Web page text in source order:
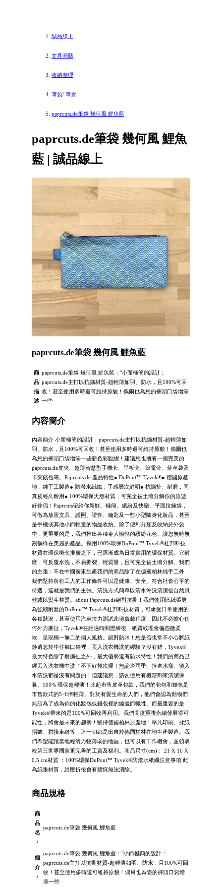
誠品線上
文具潮藝
收納整理
筆袋/ 筆盒
paprcuts.de筆袋 幾何風 鯉魚藍
paprcuts.de筆袋 幾何風 鯉魚
藍 | 誠品線上
paprcuts.de筆袋 幾何風 鯉魚藍
商
品
描
述
paprcuts.de筆袋 幾何風 鯉魚藍："小而極簡的設計：
paprcuts.de主打以抗撕材質-超輕薄如羽、防水，且100%可回
收！甚至使用多時還可維持原貌！偶爾也為您的褲頭口袋增添
一些
內容簡介
內容簡介 小而極簡的設計：paprcuts.de主打以抗撕材質-超輕薄如
羽、防水，且100%可回收！甚至使用多時還可維持原貌！偶爾也
為您的褲頭口袋增添一些新色彩點綴！建議您也擁有一個完美的
paprcuts.de皮夾、超薄智慧型手機套、平板套、筆電套、菸草袋及
卡夾錢包等。Paprcuts.de 產品特性● DuPont™ Tyvek®● 德國原產
地，純手工製造● 防潑水紙纖，手感層次鮮明● 抗撕扯、耐磨，同
真皮經久耐用​● 100%環保天然材質，可完全被土壤分解你的旅遊
好伴侶！Paprcuts帶給你新鮮、極簡、繽紛及快樂。平面拉鍊袋，
可做為放置文具、護照、證件、鑰匙及一些小型隨身化妝品，甚至
是手機或其他小而輕量的物品收納。除了便利分類及收納於外袋
中，更重要的是，我們推出各種令人愉悅的繽紛花色。讓您無時無
刻徜徉在美麗的產品。採用100%環保DuPont™ Tyvek®杜邦科技
材質在環保概念推廣之下，已逐漸成為日常實用的環保材質。它耐
磨，可反覆水洗，不易撕裂，輕質量，且可完全被土壤分解。我們
的主張：不在中國廣東生產我們的商品除了在德國柏林純手工外，
我們堅持所有工人的工作條件可以是健康、安全、符合社會公平的
待遇，這就是我們的主張。清洗方式簡單以清水沖洗清潔後自然風
乾或以熨斗整燙。about Paprcuts.de絕對抗撕！我們使用比紙張更
為強韌耐磨的DuPont™ Tyvek®杜邦科技材質，可承受日常使用的
各種狀況，甚至使用汽車拉力測試此項負載程度，因此不必擔心任
何外力撕扯，Tyvek®在經過時間歷練後，紙質紋理會偏些微柔
軟，呈現獨一無二的個人風格。絕對防水！您是否也常不小心將紙
鈔遺忘於牛仔褲口袋裡，丟入洗衣機洗的經驗？沒有錯，Tyvek®
最大特色除了耐撕扯之外，最大優勢還有防水特性！我們的商品已
經丟入洗衣機中洗了不下好幾次囉！無論逢雨季、掉進水窪、須入
水清洗都是沒有問題的！但建議您，請勿使用有機溶劑來清潔保
養。100% 環保超輕薄！比起市售皮革包款，我們的包包和錢包是
市售款式的5~6倍輕薄。對於有愛生命的人們，他們會認為動物們
無須為了成為你的化妝包或錢包裡的編號而犧牲。而最重要的是！
Tyvek®帶來的是100%可回收再利用。我們高度重視永續發展得可
能性，將會是未來的趨勢！堅持德國柏林原產地！舉凡印刷、揉紙
摺皺、拼接車縫等，這一切都是出自於德國柏林在地生產製造。我
們希望能讓當地經濟力較薄弱的地區，也可以有工作機會，並領取
較第三世界國家更完善的工資及福利。商品尺寸(cm)： 21 X 10 X
0.5 cm材質 ：100%環保DuPont™ Tyvek®防潑水紙纖注意事項 此
為紙張材質，經壓折後會有摺痕無法消除。"
商品規格
商
品
名
/
paprcuts.de筆袋 幾何風 鯉魚藍
簡
介
/
paprcuts.de筆袋 幾何風 鯉魚藍："小而極簡的設計：
paprcuts.de主打以抗撕材質-超輕薄如羽、防水，且100%可回
收！甚至使用多時還可維持原貌！偶爾也為您的褲頭口袋增
添一些